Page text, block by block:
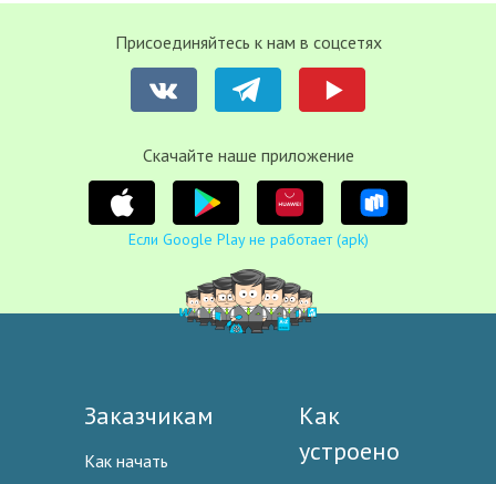
Присоединяйтесь к нам в соцсетях
Cкачайте наше приложение
Если Google Play не работает (apk)
Заказчикам
Как начать
Как
устроено